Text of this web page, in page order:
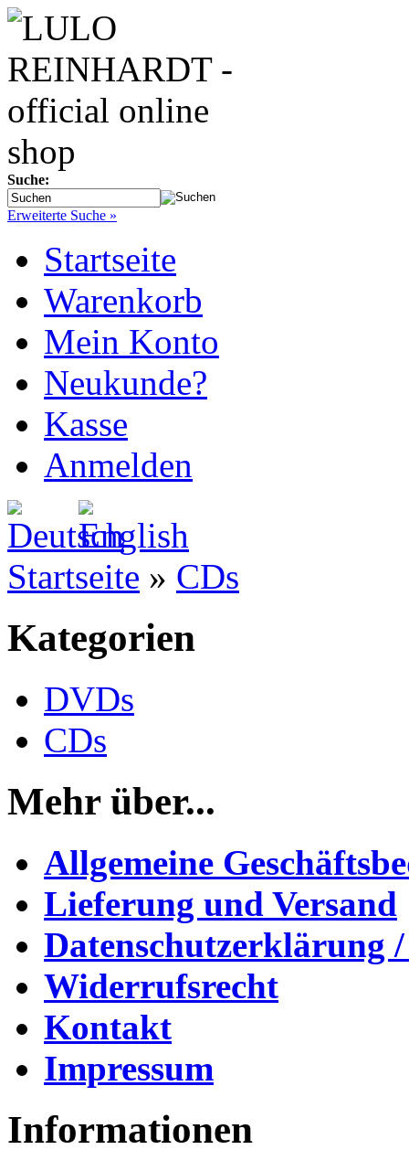
Suche:
Erweiterte Suche »
Startseite
Warenkorb
Mein Konto
Neukunde?
Kasse
Anmelden
Startseite » CDs
Kategorien
DVDs
CDs
Mehr über...
Allgemeine
Lieferung und Versand
Datenschutzerklärung
Widerrufsrecht
Kontakt
Impressum
Informationen